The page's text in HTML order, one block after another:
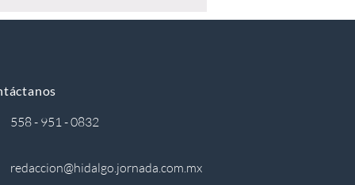
558 - 951 - 0832
redaccion@hidalgo.jornada.com.mx